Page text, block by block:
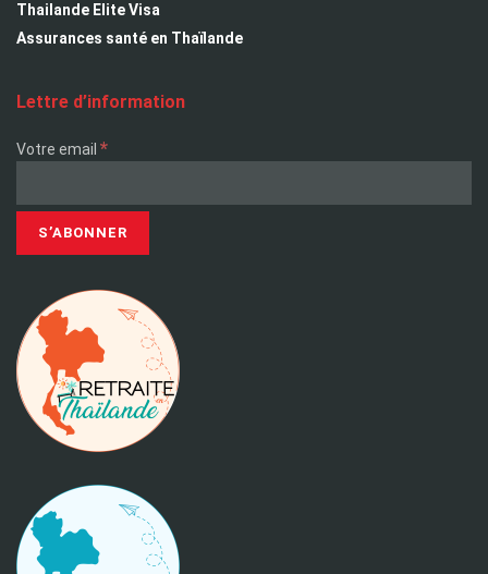
Thailande Elite Visa
Assurances santé en Thaïlande
Lettre d’information
Votre email *